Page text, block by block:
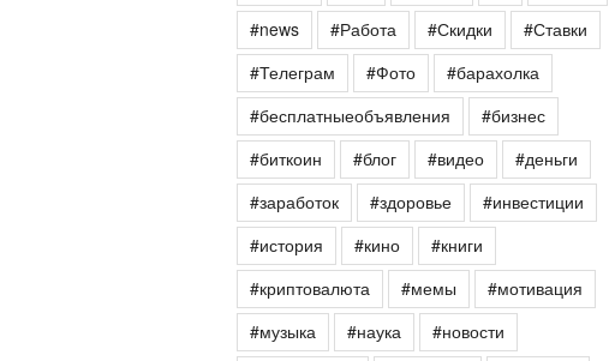
#news
#Работа #Скидки
#Ставки
#Телеграм
#Фото
#барахолка
#бесплатныеобъявления
#бизнес
#биткоин
#блог #видео
#деньги
#заработок
#здоровье
#инвестиции
#история
#кино
#книги
#криптовалюта
#мемы
#мотивация
#музыка
#наука
#новости